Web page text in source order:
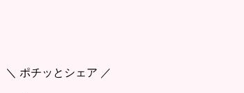
＼ ポチッとシェア ／